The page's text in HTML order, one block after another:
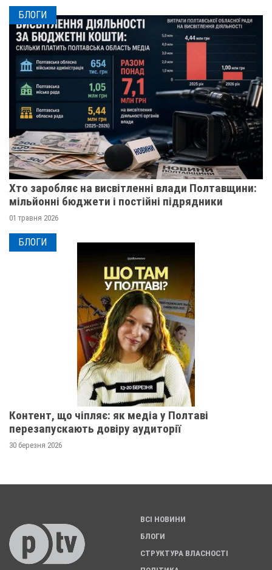
БЛОГИ
Хто заробляє на висвітленні влади Полтавщини:
мільйонні бюджети і постійні підрядники
01 травня 2026
БЛОГИ
Контент, що чіпляє: як медіа у Полтаві
перезапускають довіру аудиторії
30 березня 2026
ВСІ НОВИНИ
БЛОГИ
СТРУКТУРА ВЛАСНОСТІ